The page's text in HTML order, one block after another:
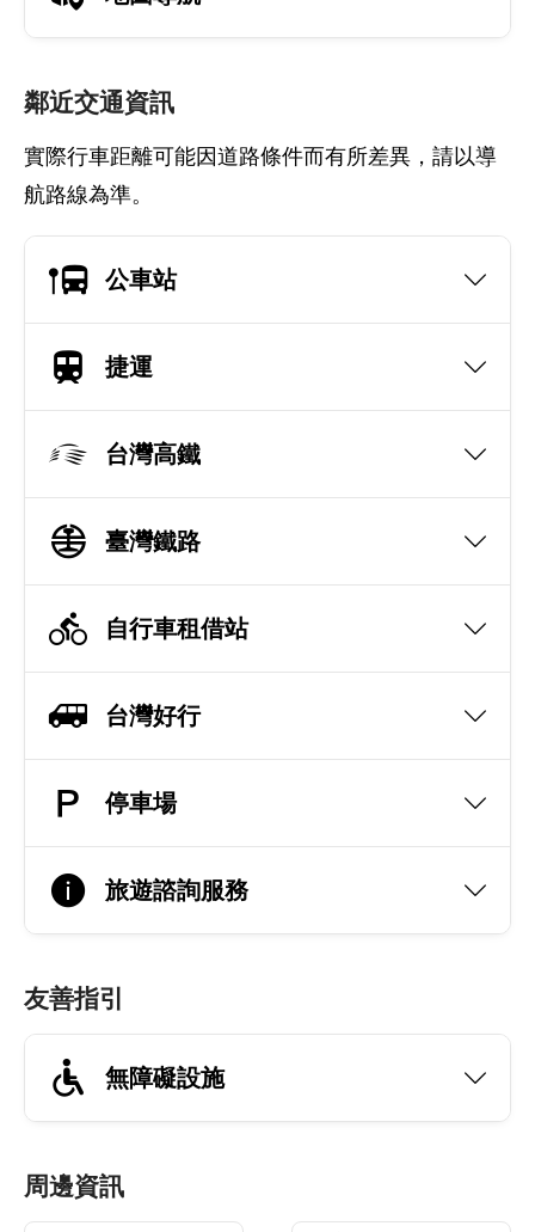
鄰近交通資訊
實際行車距離可能因道路條件而有所差異，請以導
航路線為準。
公車站
捷運
台灣高鐵
臺灣鐵路
自行車租借站
台灣好行
停車場
旅遊諮詢服務
友善指引
無障礙設施
周邊資訊